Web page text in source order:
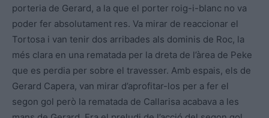
porteria de Gerard, a la que el porter roig-i-blanc no va
poder fer absolutament res. Va mirar de reaccionar el
Tortosa i van tenir dos arribades als dominis de Roc, la
més clara en una rematada per la dreta de l’àrea de Peke
que es perdia per sobre el travesser. Amb espais, els de
Gerard Capera, van mirar d’aprofitar-los per a fer el
segon gol però la rematada de Callarisa acabava a les